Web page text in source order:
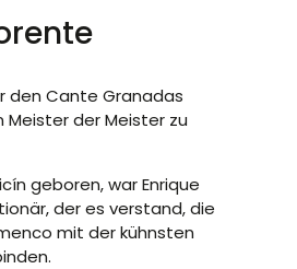
den Cante Granadas
Meister der Meister zu
geboren, war Enrique
der es verstand, die
mit der kühnsten